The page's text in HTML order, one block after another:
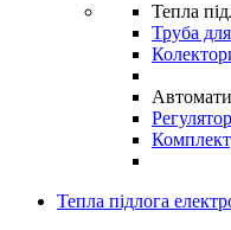
Тепла
Труба
Тепла підлога